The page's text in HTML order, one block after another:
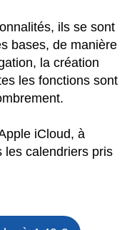
ils se sont
bases, de manière
la création
les fonctions sont
iCloud, à
les calendriers pris